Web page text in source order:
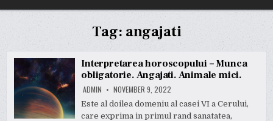
Tag: angajati
Interpretarea horoscopului – Munca
obligatorie. Angajati. Animale mici.
ADMIN NOVEMBER 9, 2022
Este al doilea domeniu al casei VI a Cerului,
care exprima in primul rand sanatatea,